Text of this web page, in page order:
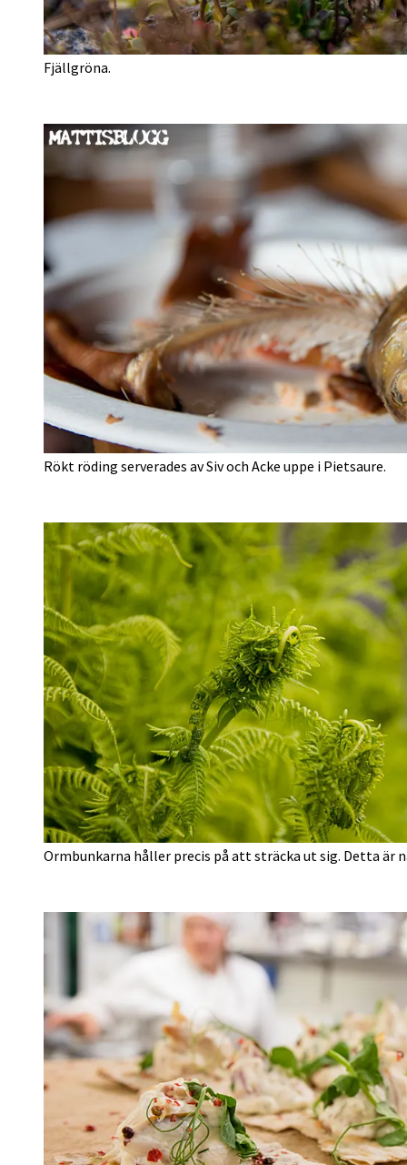
Fjällgröna.
Rökt röding serverades av Siv och Acke uppe i Pietsaure.
Ormbunkarna håller precis på att sträcka ut sig. Detta är